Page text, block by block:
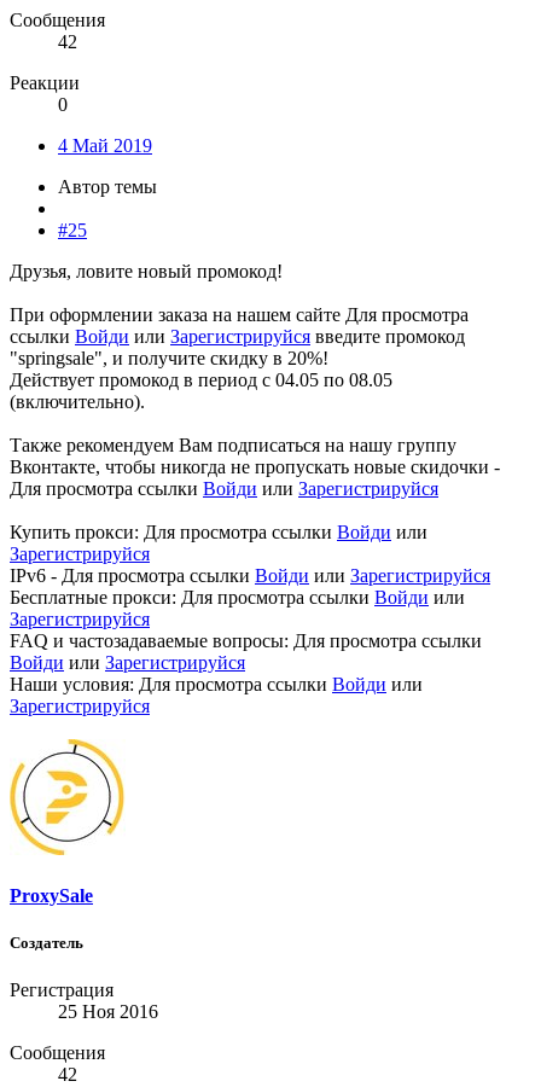
Сообщения
42
Реакции
0
4 Май 2019
Автор темы
#25
Друзья, ловите новый промокод!
При оформлении заказа на нашем сайте Для просмотра
ссылки Войди или Зарегистрируйся введите промокод
"springsale", и получите скидку в 20%!
Действует промокод в период с 04.05 по 08.05
(включительно).
Также рекомендуем Вам подписаться на нашу группу
Вконтакте, чтобы никогда не пропускать новые скидочки -
Для просмотра ссылки Войди или Зарегистрируйся
Купить прокси: Для просмотра ссылки Войди или
Зарегистрируйся
IPv6 - Для просмотра ссылки Войди или Зарегистрируйся
Бесплатные прокси: Для просмотра ссылки Войди или
Зарегистрируйся
FAQ и частозадаваемые вопросы: Для просмотра ссылки
Войди или Зарегистрируйся
Наши условия: Для просмотра ссылки Войди или
Зарегистрируйся
ProxySale
Создатель
Регистрация
25 Ноя 2016
Сообщения
42